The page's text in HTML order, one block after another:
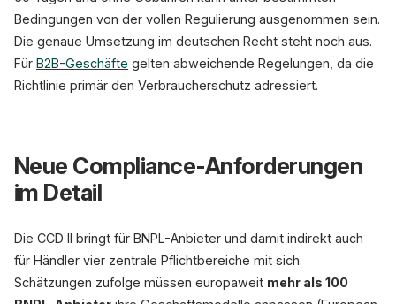
Bedingungen von der vollen Regulierung ausgenommen sein.
Die genaue Umsetzung im deutschen Recht steht noch aus.
Für B2B-Geschäfte gelten abweichende Regelungen, da die
Richtlinie primär den Verbraucherschutz adressiert.
Neue Compliance-Anforderungen
im Detail
Die CCD II bringt für BNPL-Anbieter und damit indirekt auch
für Händler vier zentrale Pflichtbereiche mit sich.
Schätzungen zufolge müssen europaweit mehr als 100